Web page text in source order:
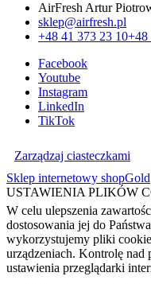
AirFresh Artur
sklep@airfresh.pl
+48 41 373 23 10+48
Facebook
Youtube
Instagram
LinkedIn
TikTok
Zarządzaj ciasteczkami
Sklep internetowy shopGold
USTAWIENIA PLIKÓW
W celu ulepszenia
dostosowania jej do
wykorzystujemy pliki
urządzeniach. Kontrolę nad
ustawienia przeglądarki